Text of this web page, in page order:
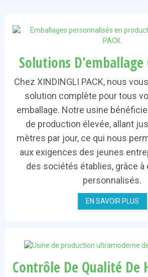
Solutions D'emballage
Chez XINDINGLI PACK, nous
solution complète pour tous
emballage. Notre usine
de production élevée, allant
mètres par jour, ce qui nous
aux exigences des jeunes
des sociétés établies, grâce
personnalisés.
EN SAVOIR PLUS
Contrôle De Qualité De